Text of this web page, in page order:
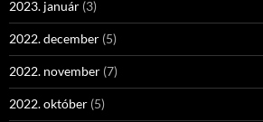
2023. január (3)
2022. december (5)
2022. november (7)
2022. október (5)